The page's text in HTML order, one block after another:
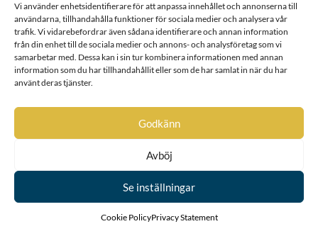
Vi använder enhetsidentifierare för att anpassa innehållet och annonserna till
användarna, tillhandahålla funktioner för sociala medier och analysera vår
trafik. Vi vidarebefordrar även sådana identifierare och annan information
från din enhet till de sociala medier och annons- och analysföretag som vi
samarbetar med. Dessa kan i sin tur kombinera informationen med annan
information som du har tillhandahållit eller som de har samlat in när du har
använt deras tjänster.
Godkänn
Avböj
Se inställningar
Cookie PolicyPrivacy Statement
3
Bååt
4
Fleming
5
Kyle
6
Lillie af Greger Matssons ätt
7
Sparre af Rossvik
8
Bielke af Åkerö
9
Ulfsparre af Broxvik
13
Natt och Dag
15
Ribbing
Boije af Gennäs